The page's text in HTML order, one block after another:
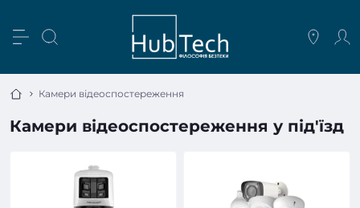
Камери відеоспостереження
Камери відеоспостереження у під'їзд